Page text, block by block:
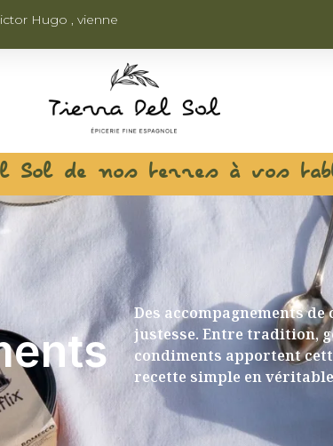
Hugo , vienne
Sol de nos terres à vos
Des accompagnements
justesse. Entre tradition,
condiments apportent
recette simple en